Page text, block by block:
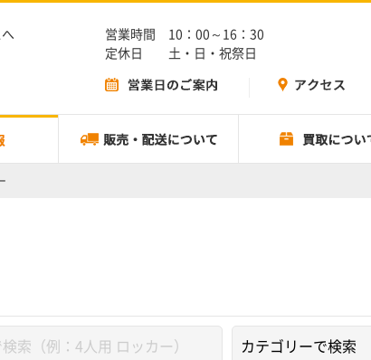
営業時間 10：00～16：30
定休日 土・日・祝祭日